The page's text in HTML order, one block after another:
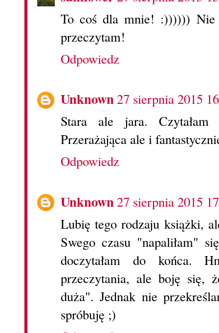
To coś dla mnie! :)))))) Nie
przeczytam!
Odpowiedz
Unknown27 sierpnia 2015
Stara ale jara.
Przerażająca ale i
Odpowiedz
Unknown27 sierpnia 2015
Lubię tego rodzaju książki,
Swego czasu "napaliłam"
doczytałam do końca.
przeczytania, ale boję się,
duża". Jednak nie
spróbuję ;)